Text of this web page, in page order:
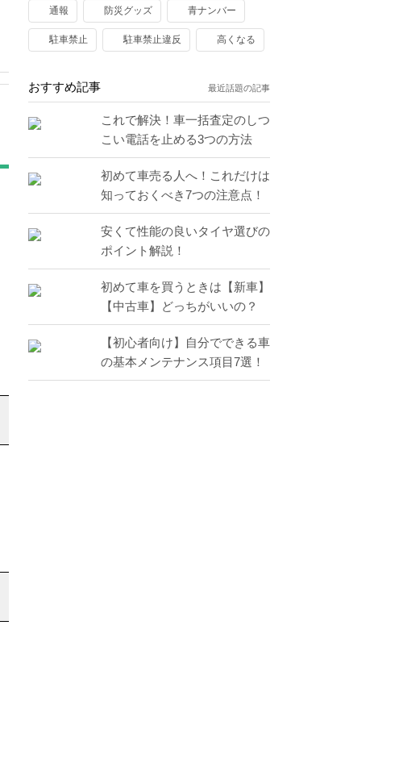
通報 防災グッズ 青ナンバー
駐車禁止 駐車禁止違反 高くなる
おすすめ記事 最近話題の記事
これで解決！車一括査定のしつ
こい電話を止める3つの方法
初めて車売る人へ！これだけは
知っておくべき7つの注意点！
安くて性能の良いタイヤ選びの
ポイント解説！
初めて車を買うときは【新車】
【中古車】どっちがいいの？
【初心者向け】自分でできる車
の基本メンテナンス項目7選！